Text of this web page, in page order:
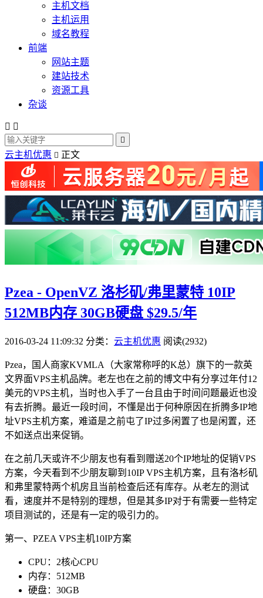
主机文档
主机运用
域名教程
前端
网站主题
建站技术
资源工具
杂谈
 

云主机优惠  正文
Pzea - OpenVZ 洛杉矶/弗里蒙特 10IP
512MB内存 30GB硬盘 $29.5/年
2016-03-24 11:09:32 分类： 云主机优惠 阅读(2932)
Pzea，国人商家KVMLA（大家常称呼的K总）旗下的一款英
文界面VPS主机品牌。老左也在之前的博文中有分享过年付12
美元的VPS主机，当时也入手了一台且由于时间问题最近也没
有去折腾。最近一段时间，不懂是出于何种原因在折腾多IP地
址VPS主机方案，难道是之前屯了IP过多闲置了也是闲置，还
不如送点出来促销。
在之前几天或许不少朋友也有看到赠送20个IP地址的促销VPS
方案，今天看到不少朋友聊到10IP VPS主机方案，且有洛杉矶
和弗里蒙特两个机房且当前检查后还有库存。从老左的测试
看，速度并不是特别的理想，但是其多IP对于有需要一些特定
项目测试的，还是有一定的吸引力的。
第一、PZEA VPS主机10IP方案
CPU：2核心CPU
内存：512MB
硬盘：30GB